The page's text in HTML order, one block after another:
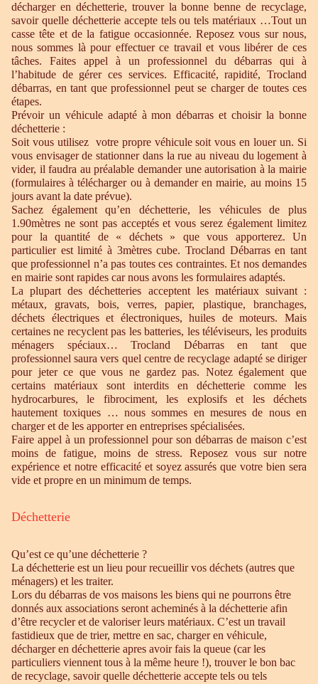
décharger en déchetterie, trouver la bonne benne de recyclage,
savoir quelle déchetterie accepte tels ou tels matériaux …Tout un
casse tête et de la fatigue occasionnée. Reposez vous sur nous,
nous sommes là pour effectuer ce travail et vous libérer de ces
tâches. Faites appel à un professionnel du débarras qui à
l’habitude de gérer ces services. Efficacité, rapidité, Trocland
débarras, en tant que professionnel peut se charger de toutes ces
étapes.
Prévoir un véhicule adapté à mon débarras et choisir la bonne
déchetterie :
Soit vous utilisez votre propre véhicule soit vous en louer un. Si
vous envisager de stationner dans la rue au niveau du logement à
vider, il faudra au préalable demander une autorisation à la mairie
(formulaires à télécharger ou à demander en mairie, au moins 15
jours avant la date prévue).
Sachez également qu’en déchetterie, les véhicules de plus
1.90mètres ne sont pas acceptés et vous serez également limitez
pour la quantité de « déchets » que vous apporterez. Un
particulier est limité à 3mètres cube. Trocland Débarras en tant
que professionnel n’a pas toutes ces contraintes. Et nos demandes
en mairie sont rapides car nous avons les formulaires adaptés.
La plupart des déchetteries acceptent les matériaux suivant :
métaux, gravats, bois, verres, papier, plastique, branchages,
déchets électriques et électroniques, huiles de moteurs. Mais
certaines ne recyclent pas les batteries, les téléviseurs, les produits
ménagers spéciaux… Trocland Débarras en tant que
professionnel saura vers quel centre de recyclage adapté se diriger
pour jeter ce que vous ne gardez pas. Notez également que
certains matériaux sont interdits en déchetterie comme les
hydrocarbures, le fibrociment, les explosifs et les déchets
hautement toxiques … nous sommes en mesures de nous en
charger et de les apporter en entreprises spécialisées.
Faire appel à un professionnel pour son débarras de maison c’est
moins de fatigue, moins de stress. Reposez vous sur notre
expérience et notre efficacité et soyez assurés que votre bien sera
vide et propre en un minimum de temps.
Déchetterie
Qu’est ce qu’une déchetterie ?
La déchetterie est un lieu pour recueillir vos déchets (autres que
ménagers) et les traiter.
Lors du débarras de vos maisons les biens qui ne pourrons être
donnés aux associations seront acheminés à la déchetterie afin
d’être recycler et de valoriser leurs matériaux. C’est un travail
fastidieux que de trier, mettre en sac, charger en véhicule,
décharger en déchetterie apres avoir fais la queue (car les
particuliers viennent tous à la même heure !), trouver le bon bac
de recyclage, savoir quelle déchetterie accepte tels ou tels